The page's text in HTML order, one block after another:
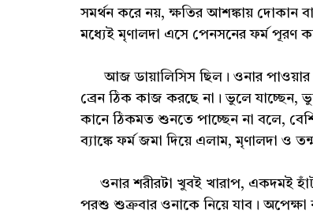
সমর্থন করে নয়, ক্ষতির আশঙ্কায় দোকান
মধ্যেই মৃণালদা এসে পেনসনের ফর্ম পূরণ
আজ ডায়ালিসিস ছিল। ওনার পাওয়ার
ব্রেন ঠিক কাজ করছে না। ভুলে যাচ্ছেন,
কানে ঠিকমত শুনতে পাচ্ছেন না বলে,
ব্যাঙ্কে ফর্ম জমা দিয়ে এলাম, মৃণালদা ও
ওনার শরীরটা খুবই খারাপ, একদমই
পরশু শুক্রবার ওনাকে নিয়ে যাব।